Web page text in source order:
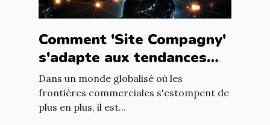
Comment 'Site Compagny'
s'adapte aux tendances
internationales du marché
en ligne
Dans un monde globalisé où les
frontières commerciales s'estompent de
plus en plus, il est...